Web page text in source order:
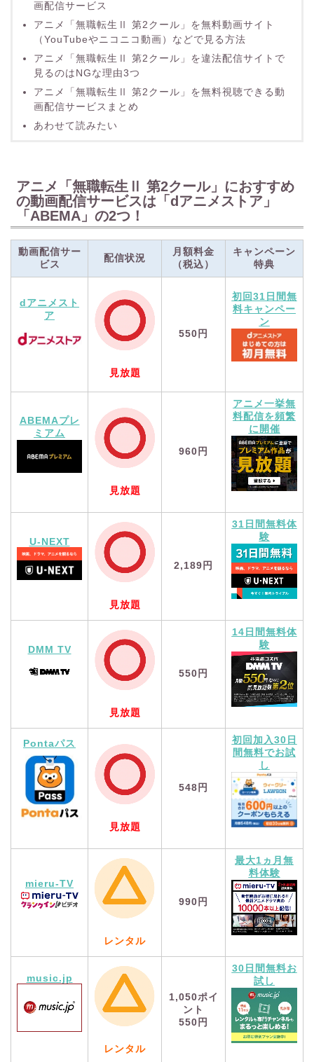
画配信サービス
アニメ「無職転生Ⅱ 第2クール」を無料動画サイト
（YouTubeやニコニコ動画）などで見る方法
アニメ「無職転生Ⅱ 第2クール」を違法配信サイトで
見るのはNGな理由3つ
アニメ「無職転生Ⅱ 第2クール」を無料視聴できる動
画配信サービスまとめ
あわせて読みたい
アニメ「無職転生Ⅱ 第2クール」におすすめ
の動画配信サービスは「dアニメストア」
「ABEMA」の2つ！
動画配信サー
ビス
配信状況
月額料金
（税込）
キャンペーン
特典
dアニメスト
ア
見放題
550円
初回31日間無
料キャンペー
ン
ABEMAプレ
ミアム
見放題
960円
アニメ一挙無
料配信を頻繁
に開催
U-NEXT
見放題
2,189円
31日間無料体
験
DMM TV
見放題
550円
14日間無料体
験
Pontaパス
見放題
548円
初回加入30日
間無料でお試
し
mieru-TV
レンタル
990円
最大1ヵ月無
料体験
music.jp
レンタル
1,050ポイ
ント
550円
30日間無料お
試し